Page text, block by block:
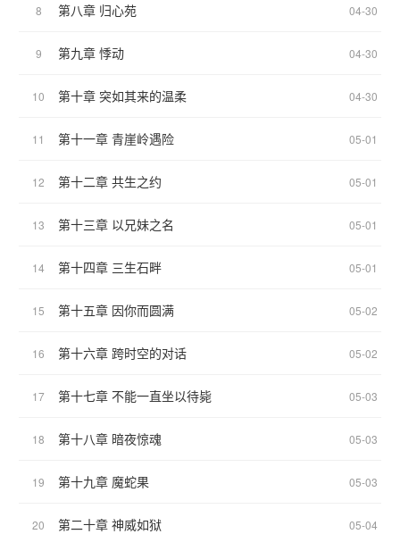
8 第八章 归心苑 04-30
9 第九章 悸动 04-30
10 第十章 突如其来的温柔 04-30
11 第十一章 青崖岭遇险 05-01
12 第十二章 共生之约 05-01
13 第十三章 以兄妹之名 05-01
14 第十四章 三生石畔 05-01
15 第十五章 因你而圆满 05-02
16 第十六章 跨时空的对话 05-02
17 第十七章 不能一直坐以待毙 05-03
18 第十八章 暗夜惊魂 05-03
19 第十九章 魔蛇果 05-03
20 第二十章 神威如狱 05-04